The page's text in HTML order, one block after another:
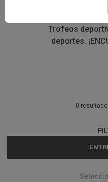
trofeos deportivos.
filtros por deporte,
Trofeos
deportes.
0